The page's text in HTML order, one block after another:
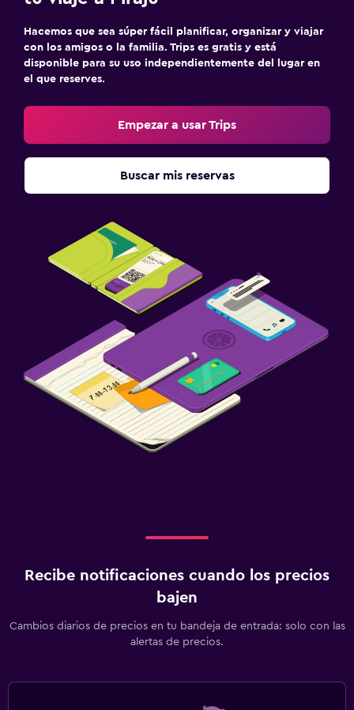
Lavandería
Servicio de planchado
Ideal para familias
Piscina (para niños)
Zona cubierta de juegos
Sistema de entretenimiento
TV de pantalla plana
Habitación
Enchufe cerca de la cama
Armario o clóset
Servicios y facilidades
Estacionamiento y transporte
Estacionamiento gratuito
Hacemos que sea súper fácil planificar, organizar y viajar
con los amigos o la familia. Trips es gratis y está
disponible para su uso independientemente del lugar en
el que reserves.
Empezar a usar Trips
Buscar mis reservas
Recibe notificaciones cuando los precios
bajen
Cambios diarios de precios en tu bandeja de entrada: solo con las
alertas de precios.